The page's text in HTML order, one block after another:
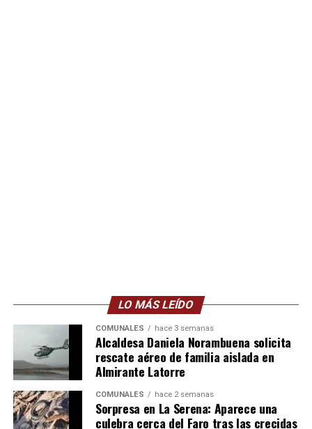
LO MÁS LEÍDO
COMUNALES hace 3 semanas
Alcaldesa Daniela Norambuena solicita
rescate aéreo de familia aislada en
Almirante Latorre
COMUNALES hace 2 semanas
Sorpresa en La Serena: Aparece una
culebra cerca del Faro tras las crecidas